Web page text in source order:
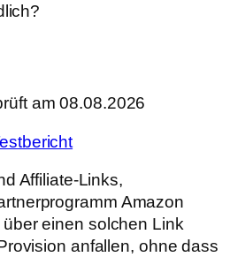
am 08.08.2026
Affiliate-Links,
Amazon
einen solchen Link
anfallen, ohne dass